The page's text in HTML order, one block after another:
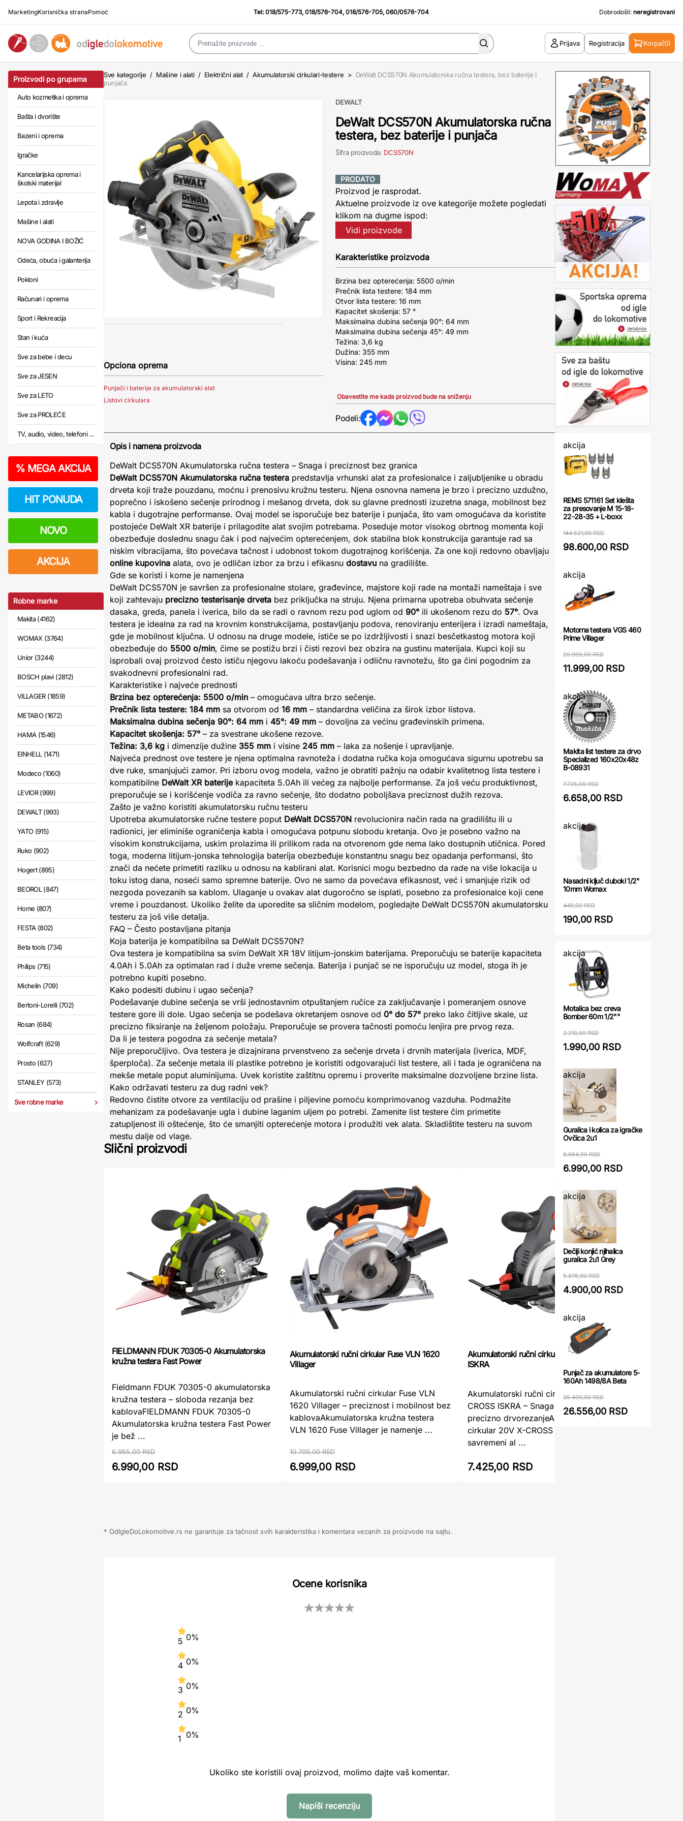
MarketingKorisnička stranaPomoć Tel:018/575-773,018/576-704,018/576-705,060/0576-704 Dobrodošli: neregistrovani
Prijava Registracija Korpa(0)
Proizvodi po grupama
Auto kozmetika i oprema
Bašta i dvorište
Bazeni i oprema
Igračke
Kancelarijska oprema i
školski materijal
Lepota i zdravlje
Mašine i alati
NOVA GODINA I BOŽIĆ
Odeća, obuća i galanterija
Pokloni
Računari i oprema
Sport i Rekreacija
Stan i kuća
Sve za bebe i decu
Sve za JESEN
Sve za LETO
Sve za PROLEĆE
TV, audio, video, telefoni ...
% MEGA AKCIJA
HIT PONUDA
NOVO
AKCIJA
Robne marke
Makita (4162)
WOMAX (3764)
Unior (3244)
BOSCH plavi (2812)
VILLAGER (1859)
METABO (1672)
HAMA (1546)
EINHELL (1471)
Modeco (1060)
LEVIOR (999)
DEWALT (993)
YATO (915)
Ruko (902)
Hogert (895)
BEOROL (847)
Home (807)
FESTA (802)
Beta tools (734)
Philips (715)
Michelin (709)
Bertoni-Lorelli (702)
Rosan (684)
Wolfcraft (629)
Prosto (627)
STANLEY (573)
Sve robne marke
Sve kategorije / Mašine i alati / Električni alat / Akumulatorski cirkulari-testere > DeWalt DCS570N Akumulatorska ručna testera, bez baterije i
punjača
Opciona oprema
Punjači i baterije za akumulatorski alat
Listovi cirkulara
DEWALT
DeWalt DCS570N Akumulatorska ručna
testera, bez baterije i punjača
Šifra proizvoda: DCS570N
PRODATO
Proizvod je rasprodat.
Aktuelne proizvode iz ove kategorije možete pogledati
klikom na dugme ispod:
Vidi proizvode
Karakteristike proizvoda
Brzina bez opterećenja: 5500 o/min
Prečnik lista testere: 184 mm
Otvor lista testere: 16 mm
Kapacitet skošenja: 57 °
Maksimalna dubina sečenja 90°: 64 mm
Maksimalna dubina sečenja 45°: 49 mm
Težina: 3,6 kg
Dužina: 355 mm
Visina: 245 mm
Obavestite me kada proizvod bude na sniženju
Podeli:
Opis i namena proizvoda
DeWalt DCS570N Akumulatorska ručna testera – Snaga i preciznost bez granica
DeWalt DCS570N Akumulatorska ručna testera predstavlja vrhunski alat za profesionalce i zaljubljenike u obradu
drveta koji traže pouzdanu, moćnu i prenosivu kružnu testeru. Njena osnovna namena je brzo i precizno uzdužno,
poprečno i iskošeno sečenje prirodnog i mešanog drveta, dok su glavne prednosti izuzetna snaga, mobilnost bez
kabla i dugotrajne performanse. Ovaj model se isporučuje bez baterije i punjača, što vam omogućava da koristite
postojeće DeWalt XR baterije i prilagodite alat svojim potrebama. Poseduje motor visokog obrtnog momenta koji
obezbeđuje doslednu snagu čak i pod najvećim opterećenjem, dok stabilna blok konstrukcija garantuje rad sa
niskim vibracijama, što povećava tačnost i udobnost tokom dugotrajnog korišćenja. Za one koji redovno obavljaju
online kupovina alata, ovo je odličan izbor za brzu i efikasnu dostavu na gradilište.
Gde se koristi i kome je namenjena
DeWalt DCS570N je savršen za profesionalne stolare, građevince, majstore koji rade na montaži nameštaja i sve
koji zahtevaju precizno testerisanje drveta bez priključka na struju. Njena primarna upotreba obuhvata sečenje
dasaka, greda, panela i iverica, bilo da se radi o ravnom rezu pod uglom od 90° ili ukošenom rezu do 57°. Ova
testera je idealna za rad na krovnim konstrukcijama, postavljanju podova, renoviranju enterijera i izradi nameštaja,
gde je mobilnost ključna. U odnosu na druge modele, ističe se po izdržljivosti i snazi besčetkastog motora koji
obezbeđuje do 5500 o/min, čime se postižu brzi i čisti rezovi bez obzira na gustinu materijala. Kupci koji su
isprobali ovaj proizvod često ističu njegovu lakoću podešavanja i odličnu ravnotežu, što ga čini pogodnim za
svakodnevni profesionalni rad.
Karakteristike i najveće prednosti
Brzina bez opterećenja: 5500 o/min – omogućava ultra brzo sečenje.
Prečnik lista testere: 184 mm sa otvorom od 16 mm – standardna veličina za širok izbor listova.
Maksimalna dubina sečenja 90°: 64 mm i 45°: 49 mm – dovoljna za većinu građevinskih primena.
Kapacitet skošenja: 57° – za svestrane ukošene rezove.
Težina: 3,6 kg i dimenzije dužine 355 mm i visine 245 mm – laka za nošenje i upravljanje.
Najveća prednost ove testere je njena optimalna ravnoteža i dodatna ručka koja omogućava sigurnu upotrebu sa
dve ruke, smanjujući zamor. Pri izboru ovog modela, važno je obratiti pažnju na odabir kvalitetnog lista testere i
kompatibilne DeWalt XR baterijekapaciteta 5.0Ah ili većeg za najbolje performanse. Za još veću produktivnost,
preporučuje se i korišćenje vodiča za ravno sečenje, što dodatno poboljšava preciznost dužih rezova.
Zašto je važno koristiti akumulatorsku ručnu testeru
Upotreba akumulatorske ručne testere poput DeWalt DCS570N revolucionira način rada na gradilištu ili u
radionici, jer eliminiše ograničenja kabla i omogućava potpunu slobodu kretanja. Ovo je posebno važno na
visokim konstrukcijama, uskim prolazima ili prilikom rada na otvorenom gde nema lako dostupnih utičnica. Pored
toga, moderna litijum-jonska tehnologija baterija obezbeđuje konstantnu snagu bez opadanja performansi, što
znači da nećete primetiti razliku u odnosu na kablirani alat. Korisnici mogu bezbedno da rade na više lokacija u
toku istog dana, noseći samo spremne baterije. Ovo ne samo da povećava efikasnost, već i smanjuje rizik od
nezgoda povezanih sa kablom. Ulaganje u ovakav alat dugoročno se isplati, posebno za profesionalce koji cene
vreme i pouzdanost. Ukoliko želite da uporedite sa sličnim modelom, pogledajte DeWalt DCS570N akumulatorsku
testeru za još više detalja.
FAQ – Često postavljana pitanja
Koja baterija je kompatibilna sa DeWalt DCS570N?
Ova testera je kompatibilna sa svim DeWalt XR 18V litijum-jonskim baterijama. Preporučuju se baterije kapaciteta
4.0Ah i 5.0Ah za optimalan rad i duže vreme sečenja. Baterija i punjač se ne isporučuju uz model, stoga ih je
potrebno kupiti posebno.
Kako podesiti dubinu i ugao sečenja?
Podešavanje dubine sečenja se vrši jednostavnim otpuštanjem ručice za zaključavanje i pomeranjem osnove
testere gore ili dole. Ugao sečenja se podešava okretanjem osnove od 0° do 57° preko lako čitljive skale, uz
precizno fiksiranje na željenom položaju. Preporučuje se provera tačnosti pomoću lenjira pre prvog reza.
Da li je testera pogodna za sečenje metala?
Nije preporučljivo. Ova testera je dizajnirana prvenstveno za sečenje drveta i drvnih materijala (iverica, MDF,
šperploča). Za sečenje metala ili plastike potrebno je koristiti odgovarajući list testere, ali i tada je ograničena na
mekše metale poput aluminijuma. Uvek koristite zaštitnu opremu i proverite maksimalne dozvoljene brzine lista.
Kako održavati testeru za dug radni vek?
Redovno čistite otvore za ventilaciju od prašine i piljevine pomoću komprimovanog vazduha. Podmažite
mehanizam za podešavanje ugla i dubine laganim uljem po potrebi. Zamenite list testere čim primetite
zatupljenost ili oštećenje, što će smanjiti opterećenje motora i produžiti vek alata. Skladištite testeru na suvom
mestu dalje od vlage.
Slični proizvodi
FIELDMANN FDUK 70305-0 Akumulatorska
kružna testera Fast Power
Fieldmann FDUK 70305-0 akumulatorska
kružna testera – sloboda rezanja bez
kablovaFIELDMANN FDUK 70305-0
Akumulatorska kružna testera Fast Power
je bež ...
6.955,00 RSD
6.990,00 RSD
Akumulatorski ručni cirkular Fuse VLN 1620
Villager
Akumulatorski ručni cirkular Fuse VLN
1620 Villager – preciznost i mobilnost bez
kablovaAkumulatorska kružna testera
VLN 1620 Fuse Villager je namenje ...
10.709,00 RSD
6.999,00 RSD
Akumulatorski ručni cirkular 20V X-CROSS
ISKRA
Akumulatorski ručni cirkular 20V X-
CROSS ISKRA – Snaga bez kabla za
precizno drvorezanjeAkumulatorski ručni
cirkular 20V X-CROSS ISKRA je
savremeni al ...
7.425,00 RSD
* OdIgleDoLokomotive.rs ne garantuje za tačnost svih karakteristika i komentara vezanih za proizvode na sajtu.
Ocene korisnika
5 0%
4 0%
3 0%
2 0%
1 0%
Ukoliko ste koristili ovaj proizvod, molimo dajte vaš komentar.
Napiši recenziju
akcija
REMS 571161 Set klešta
za presovanje M 15-18-
22-28-35 + L-boxx
144.521,00 RSD
98.600,00 RSD
akcija
Motorna testera VGS 460
Prime Villager
20.999,00 RSD
11.999,00 RSD
akcija
Makita list testere za drvo
Specialized 160x20x48z
B-08931
7.735,00 RSD
6.658,00 RSD
akcija
Nasadni ključ duboki 1/2"
10mm Womax
449,00 RSD
190,00 RSD
akcija
Motalica bez creva
Bomber 60m 1/2""
2.210,00 RSD
1.990,00 RSD
akcija
Guralica i kolica za igračke
Ovčica 2u1
8.864,00 RSD
6.990,00 RSD
akcija
Dečiji konjić njihalica
guralica 2u1 Grey
5.876,00 RSD
4.900,00 RSD
akcija
Punjač za akumulatore 5-
160Ah 1498/8A Beta
35.400,00 RSD
26.556,00 RSD